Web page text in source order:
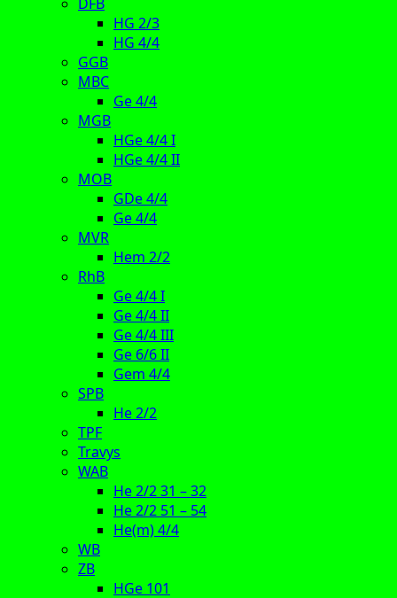
HG 2/3
HG 4/4
GGB
MBC
Ge 4/4
MGB
HGe 4/4 I
HGe 4/4 II
MOB
GDe 4/4
Ge 4/4
MVR
Hem 2/2
RhB
Ge 4/4 I
Ge 4/4 II
Ge 4/4 III
Ge 6/6 II
Gem 4/4
SPB
He 2/2
TPF
Travys
WAB
He 2/2 31 – 32
He 2/2 51 – 54
He(m) 4/4
WB
ZB
HGe 101